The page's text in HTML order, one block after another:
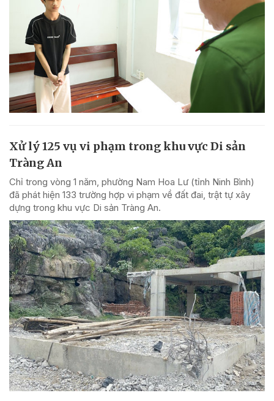
Xử lý 125 vụ vi phạm trong khu vực Di sản
Tràng An
Chỉ trong vòng 1 năm, phường Nam Hoa Lư (tỉnh Ninh Bình)
đã phát hiện 133 trường hợp vi phạm về đất đai, trật tự xây
dựng trong khu vực Di sản Tràng An.